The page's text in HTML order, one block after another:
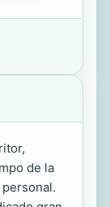
de la